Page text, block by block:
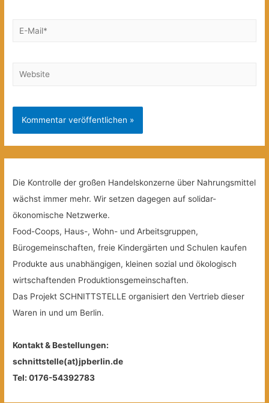
E-
Website
Die Kontrolle der großen Handelskonzerne über Nahrungsmittel
wächst immer mehr. Wir setzen dagegen auf solidar-
ökonomische Netzwerke.
Food-Coops, Haus-, Wohn- und Arbeitsgruppen,
Bürogemeinschaften, freie Kindergärten und Schulen kaufen
Produkte aus unabhängigen, kleinen sozial und ökologisch
wirtschaftenden Produktionsgemeinschaften.
Das Projekt SCHNITTSTELLE organisiert den Vertrieb dieser
Waren in und um Berlin.
Kontakt & Bestellungen:
schnittstelle(at)jpberlin.de
Tel: 0176-54392783